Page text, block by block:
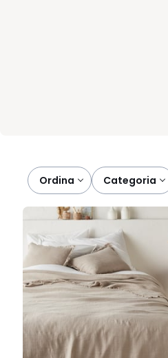
Ordina categoria